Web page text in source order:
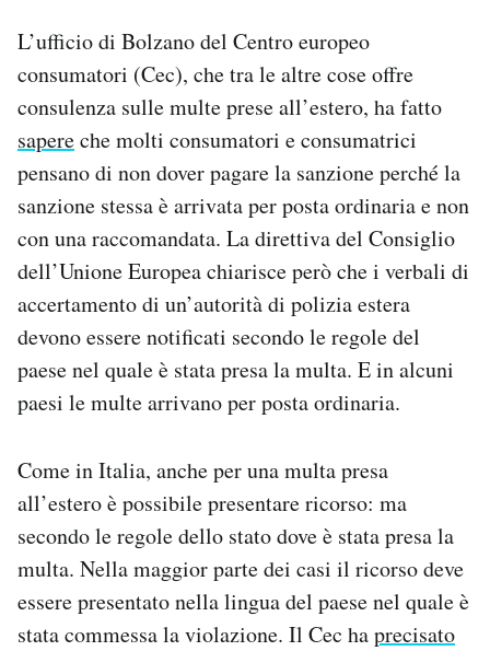
L’ufficio di Bolzano del Centro europeo
consumatori (Cec), che tra le altre cose offre
consulenza sulle multe prese all’estero, ha fatto
sapereche molti consumatori e consumatrici
pensano di non dover pagare la sanzione perché la
sanzione stessa è arrivata per posta ordinaria e non
con una raccomandata. La direttiva del Consiglio
dell’Unione Europea chiarisce però che i verbali di
accertamento di un’autorità di polizia estera
devono essere notificati secondo le regole del
paese nel quale è stata presa la multa. E in alcuni
paesi le multe arrivano per posta ordinaria.
Come in Italia, anche per una multa presa
all’estero è possibile presentare ricorso: ma
secondo le regole dello stato dove è stata presa la
multa. Nella maggior parte dei casi il ricorso deve
essere presentato nella lingua del paese nel quale è
stata commessa la violazione. Il Cec haprecisato